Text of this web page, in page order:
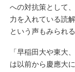
への対抗策として
力を入れている読
という声もみられる
「早稲田大や東大
は以前から慶應大